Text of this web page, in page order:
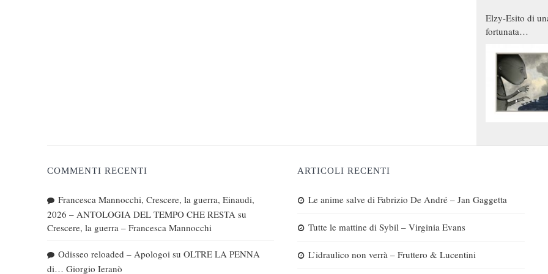
Elzy-Esito di
fortunata
COMMENTI RECENTI
Francesca Mannocchi, Crescere, la guerra, Einaudi,
2026 – ANTOLOGIA DEL TEMPO CHE RESTA su
Crescere, la guerra – Francesca Mannocchi
Odisseo reloaded – Apologoi su OLTRE LA PENNA
di… Giorgio Ieranò
ARTICOLI RECENTI
Le anime salve di Fabrizio De André – Jan Gaggetta
Tutte le mattine di Sybil – Virginia Evans
L’idraulico non verrà – Fruttero & Lucentini